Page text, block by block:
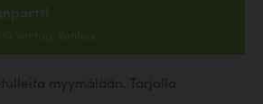
Vantaa, Vantaa
myymälään. Tarjolla